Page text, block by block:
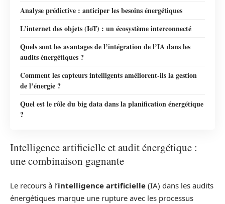
Analyse prédictive : anticiper les besoins énergétiques
L’internet des objets (IoT) : un écosystème interconnecté
Quels sont les avantages de l’intégration de l’IA dans les
audits énergétiques ?
Comment les capteurs intelligents améliorent-ils la gestion
de l’énergie ?
Quel est le rôle du big data dans la planification énergétique
?
Intelligence artificielle et audit énergétique :
une combinaison gagnante
Le recours à l’intelligence artificielle (IA) dans les audits
énergétiques marque une rupture avec les processus